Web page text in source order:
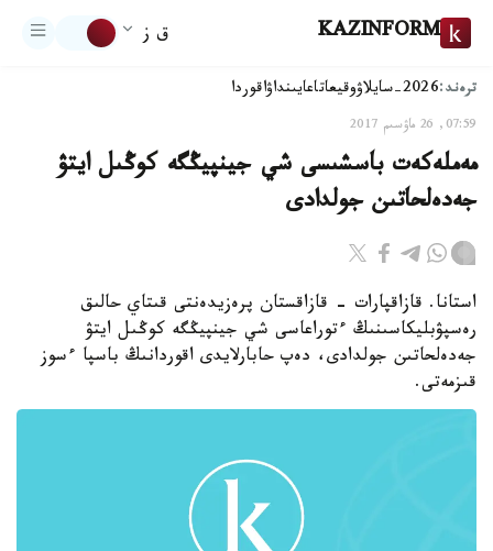
KAZINFORM ق ز
ترەند:2026-سايلاۋ وقيعاتاعايىنداۋاقوردا
07:59, 26 ماۋسىم 2017
مەملەكەت باسشىسى شي جينپيڭگە كوڭىل ايتۋ
جەدەلحاتىن جولدادى
استانا. قازاقپارات - قازاقستان پرەزيدەنتى قىتاي حالىق
رەسپۋبليكاسىنىڭ ءتوراعاسى شي جينپيڭگە كوڭىل ايتۋ
جەدەلحاتىن جولدادى، دەپ حابارلايدى اقوردانىڭ باسپا ءسوز
قىزمەتى.